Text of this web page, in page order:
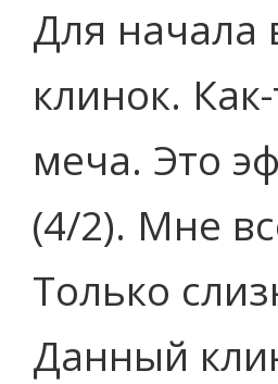
Для начала
клинок.
меча. Это
(4/2). Мне
Только
Данный